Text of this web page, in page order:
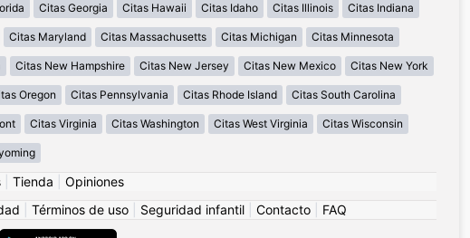
Citas Georgia Citas Hawaii Citas Idaho Citas Illinois Citas Indiana
Citas Maryland Citas Massachusetts Citas Michigan Citas Minnesota
Citas New Hampshire Citas New Jersey Citas New Mexico Citas New York
Oregon Citas Pennsylvania Citas Rhode Island Citas South Carolina
Citas Virginia Citas Washington Citas West Virginia Citas Wisconsin
Tienda
Opiniones
Términos de uso Seguridad infantil Contacto FAQ